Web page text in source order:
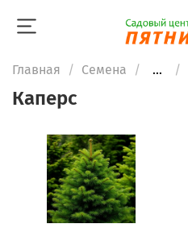
Главная Семена ...
Каперс